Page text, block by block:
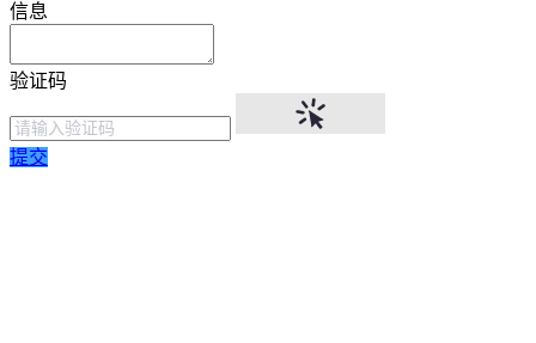
信息
验证码
提交